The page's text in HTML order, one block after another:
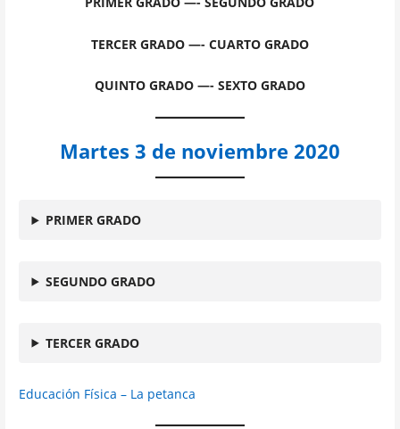
TERCER GRADO —- CUARTO GRADO
QUINTO GRADO —- SEXTO GRADO
Martes 3 de noviembre 2020
PRIMER GRADO
SEGUNDO GRADO
TERCER GRADO
Educación Física – La petanca